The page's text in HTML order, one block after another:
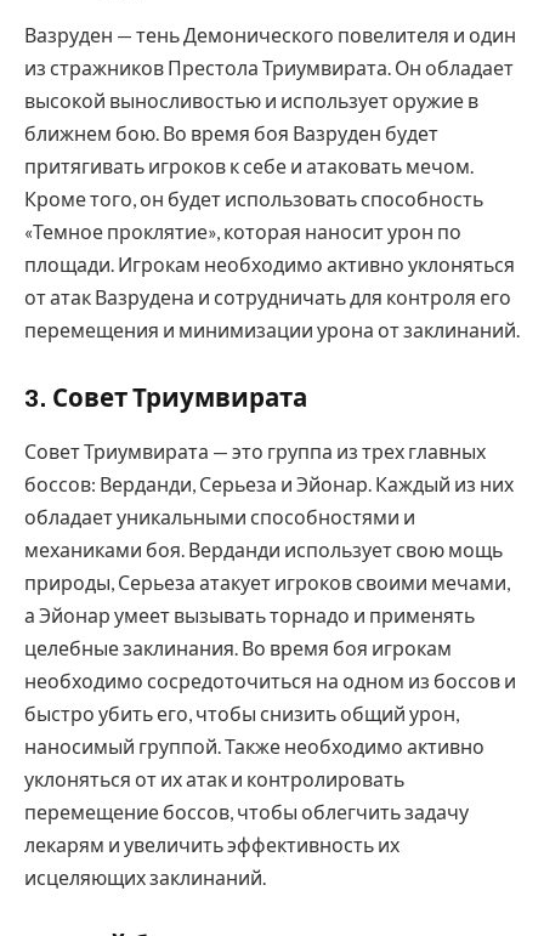
Вазруден — тень Демонического повелителя и один
из стражников Престола Триумвирата. Он обладает
высокой выносливостью и использует оружие в
ближнем бою. Во время боя Вазруден будет
притягивать игроков к себе и атаковать мечом.
Кроме того, он будет использовать способность
«Темное проклятие», которая наносит урон по
площади. Игрокам необходимо активно уклоняться
от атак Вазрудена и сотрудничать для контроля его
перемещения и минимизации урона от заклинаний.
3. Совет Триумвирата
Совет Триумвирата — это группа из трех главных
боссов: Верданди, Серьеза и Эйонар. Каждый из них
обладает уникальными способностями и
механиками боя. Верданди использует свою мощь
природы, Серьеза атакует игроков своими мечами,
а Эйонар умеет вызывать торнадо и применять
целебные заклинания. Во время боя игрокам
необходимо сосредоточиться на одном из боссов и
быстро убить его, чтобы снизить общий урон,
наносимый группой. Также необходимо активно
уклоняться от их атак и контролировать
перемещение боссов, чтобы облегчить задачу
лекарям и увеличить эффективность их
исцеляющих заклинаний.